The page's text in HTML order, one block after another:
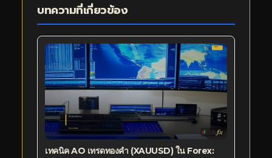
บทความที่เกี่ยวข้อง
เทคนิค AO เทรดทองคำ (XAUUSD) ใน Forex: